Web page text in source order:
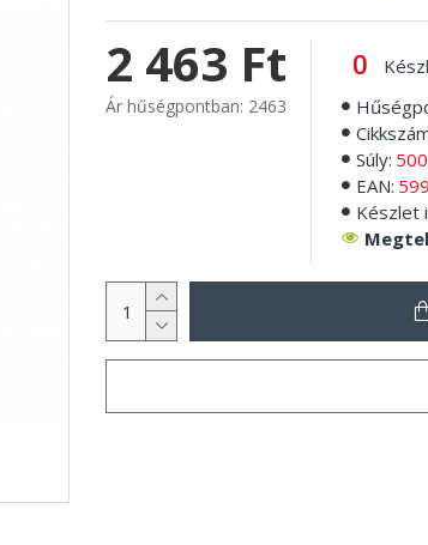
2 463 Ft
Ár hűségpontban: 2463
Súly:
EAN:
Készlet